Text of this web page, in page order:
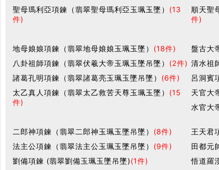
聖母瑪利亞項鍊（翡翠聖母瑪利亞玉珮玉墜） (13
件)
順天聖
件)
地母娘娘項鍊（翡翠地母娘娘玉珮玉墜） (18件)
盤古大
八卦祖師項鍊（翡翠伏羲大帝玉珮玉墜吊墜） (2件) 清水祖
諸葛孔明項鍊（翡翠諸葛亮玉珮玉墜吊墜） (6件)
呂洞賓
太乙真人項鍊（翡翠太乙救苦天尊玉珮玉墜） (15
件)
天官大
水官大
二郎神項鍊（翡翠二郎神玉珮玉墜吊墜） (8件)
王天君
法主公項鍊（翡翠法主公玉珮玉墜吊墜） (9件)
田都元
劉備項鍊 (翡翠劉備玉珮玉墜吊墜)(1件)
悟道羅